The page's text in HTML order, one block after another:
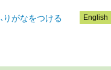
りがなをつける English